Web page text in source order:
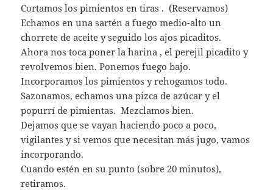
Cortamos los pimientos en tiras . (Reservamos)
Echamos en una sartén a fuego medio-alto un
chorrete de aceite y seguido los ajos picaditos.
Ahora nos toca poner la harina , el perejil picadito y
revolvemos bien. Ponemos fuego bajo.
Incorporamos los pimientos y rehogamos todo.
Sazonamos, echamos una pizca de azúcar y el
popurrí de pimientas. Mezclamos bien.
Dejamos que se vayan haciendo poco a poco,
vigilantes y si vemos que necesitan más jugo, vamos
incorporando.
Cuando estén en su punto (sobre 20 minutos),
retiramos.